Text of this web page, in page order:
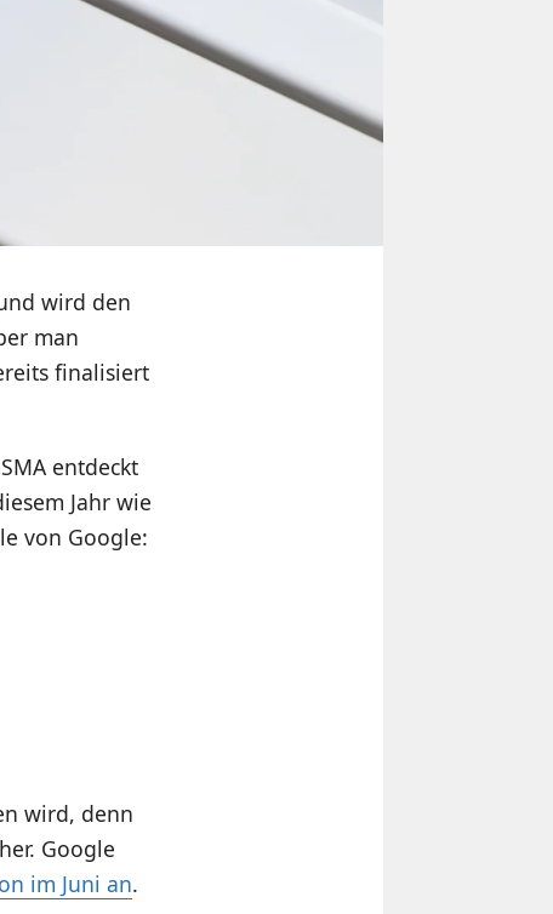
wird den
man
finalisiert
entdeckt
Jahr wie
von Google:
wird, denn
Google
im Juni an.